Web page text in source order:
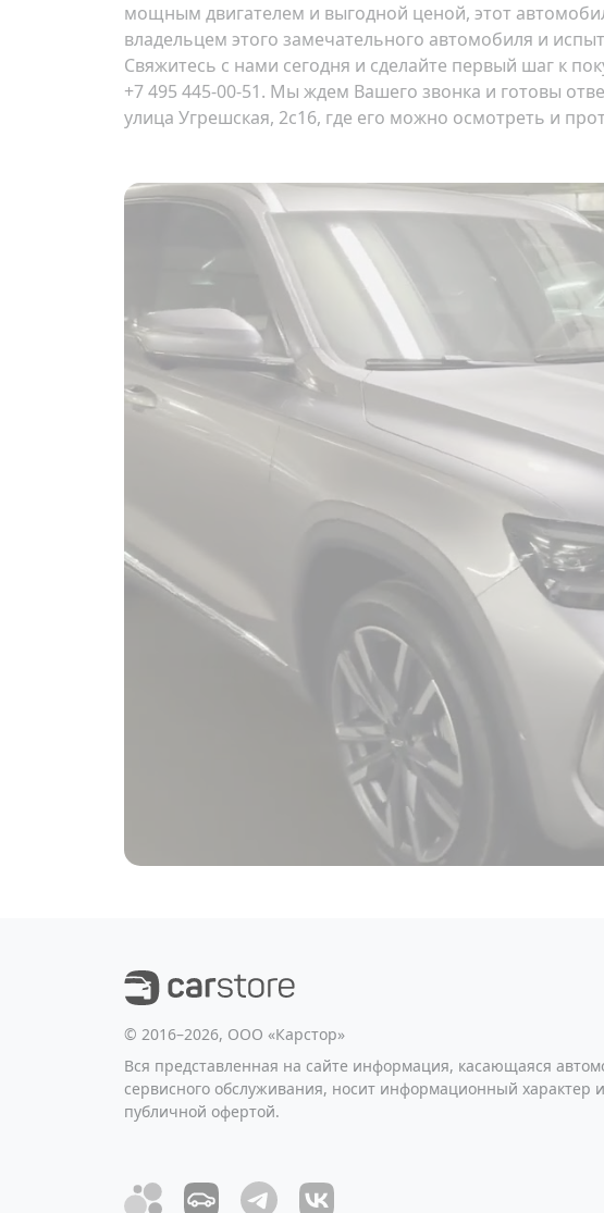
мощным двигателем и выгодной ценой, этот
владельцем этого замечательного автомобиля и
Свяжитесь с нами сегодня и сделайте первый шаг к
+7 495 445-00-51. Мы ждем Вашего звонка и готовы
улица Угрешская, 2с16, где его можно осмотреть и
©️ 2016–2026, ООО «Карстор»
Вся представленная на сайте информация, касающаяся
сервисного обслуживания, носит информационный характер
публичной офертой.